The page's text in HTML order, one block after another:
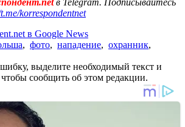
korrespondentnet
в Google News
, фото, нападение, охранник,
выделите необходимый текст и
сообщить об этом редакции.